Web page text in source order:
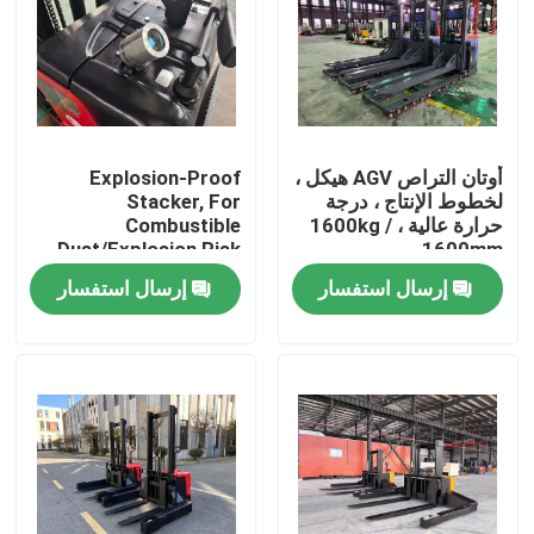
المنتجات
أشرطة فيديو
أوتان التراص AGV هيكل ،
لخطوط الإنتاج ، درجة
حرارة عالية ، 1600kg /
1600mm
إرسال استفسار
Explosion-Proof
Stacker, For
Combustible
Dust/Explosion Risk
Environment
إرسال استفسار